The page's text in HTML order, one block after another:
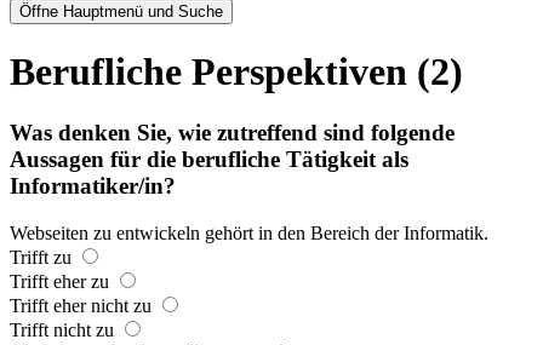
Öffne Hauptmenü und Suche
Berufliche Perspektiven (2)
Was denken Sie, wie zutreffend sind folgende
Aussagen für die berufliche Tätigkeit als
Informatiker/in?
Webseiten zu entwickeln gehört in den Bereich der Informatik.
Trifft zu
Trifft eher zu
Trifft eher nicht zu
Trifft nicht zu